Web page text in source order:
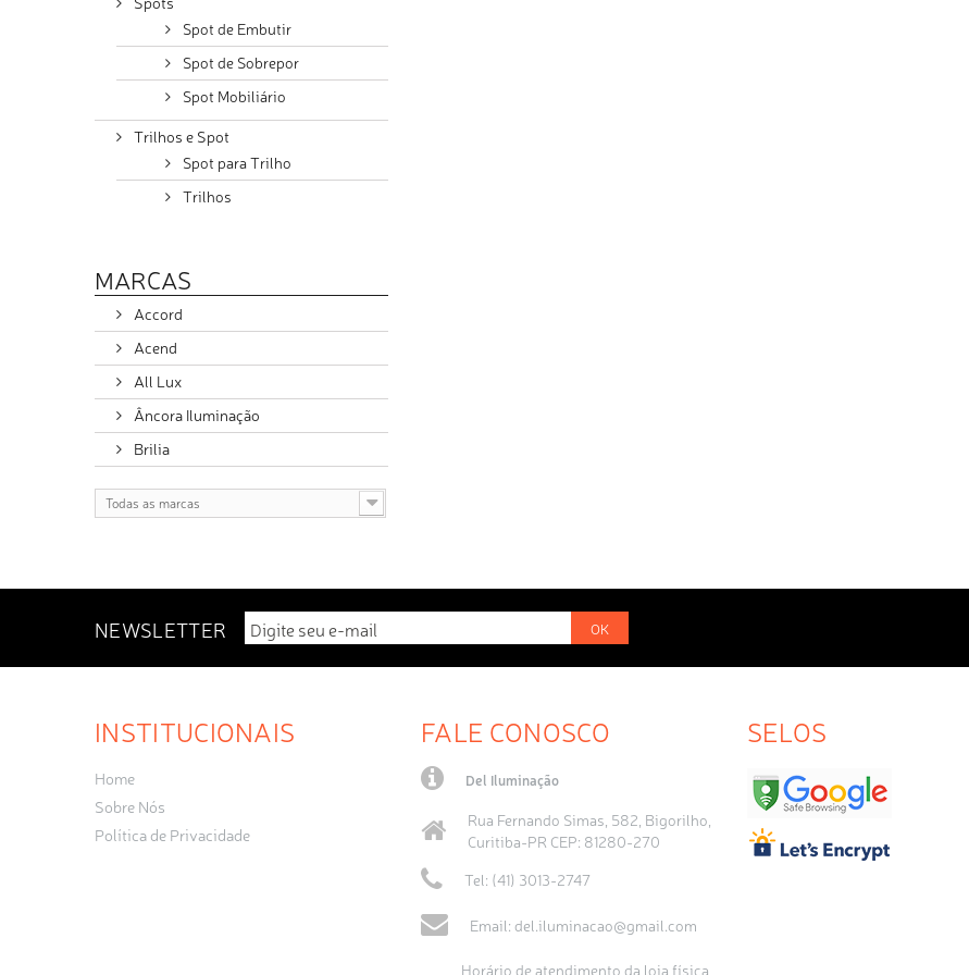
Spot de Embutir
Spot de Sobrepor
Spot Mobiliário
Trilhos e Spot
Spot para Trilho
Trilhos
MARCAS
Accord
Acend
All Lux
Âncora Iluminação
Brilia
Todas as marcas
NEWSLETTER OK
INSTITUCIONAIS
Home
Sobre Nós
Política de Privacidade
FALE CONOSCO
Del Iluminação
Rua Fernando Simas, 582, Bigorilho,
Curitiba-PR CEP: 81280-270
Tel: (41) 3013-2747
Email: del.iluminacao@gmail.com
Horário de atendimento da loja física
SELOS